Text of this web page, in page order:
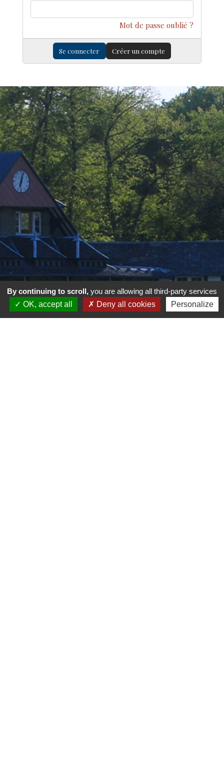
Mot de passe oublié ?
Se connecter Créer un compte
By continuing to scroll, you are allowing all third-party services
OK, accept all
Deny all cookies Personalize